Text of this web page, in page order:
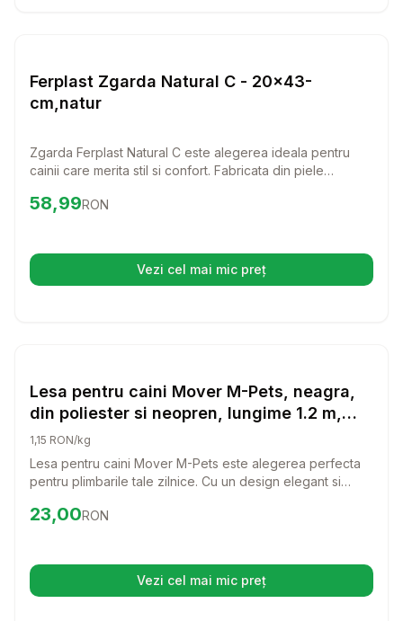
Lese si Zgarzi
Ferplast Zgarda Natural C - 20x43-
cm,natur
Zgarda Ferplast Natural C este alegerea ideala pentru
cainii care merita stil si confort. Fabricata din piele
durabilitatea, oferind o potrivire perfecta pentru orice
Preț:58.99
58,99RON
Vezi cel mai mic preț(se deschide într-o filă nouă)
Lesa pentru caini Mover M-Pets, neagra,
din poliester si neopren, lungime 1.2 m,
pentru caini cu greutate de pana la 20 kg
1,15 RON/kg
Lesa pentru caini Mover M-Pets este alegerea perfecta
pentru plimbarile tale zilnice. Cu un design elegant si
siguranta atat pentru tine, cat si pentru catelul tau.
Preț:23.00
23,00RON
Vezi cel mai mic preț(se deschide într-o filă nouă)